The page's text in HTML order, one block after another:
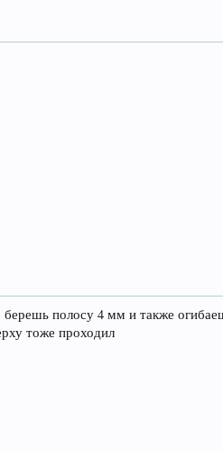
полосу 4 мм и также
тоже проходил